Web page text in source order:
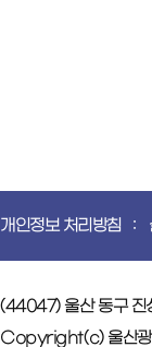
개인정보 처리방침
(44047) 울산 동구 진
Copyright(c) 울산